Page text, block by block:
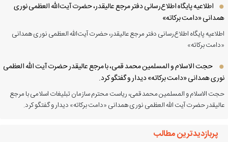
اطلاعیه پایگاه اطلاع‌رسانی دفتر مرجع عالیقدر، حضرت آیت‌الله العظمی نوری
«دامت برکاته»
پایگاه اطلاع‌رسانی دفتر مرجع عالیقدر، حضرت آیت‌الله العظمی نوری همدانی
برکاته»
حجت الاسلام و المسلمین محمد قمی، با مرجع عالیقدر حضرت آیت الله العظمی
همدانی «دامت برکاته» دیدار و گفتگو کرد.
الاسلام و المسلمین محمد قمی، ریاست محترم سازمان تبلیغات اسلامی با مرجع
حضرت آیت الله العظمی نوری همدانی «دامت برکاته» دیدار و گفتگو کرد.
پربازدیدترین مطالب